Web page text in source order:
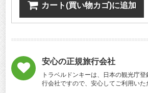
カート(買い物カゴ)に追加
安心の正規旅行会社
トラベルドンキーは、日本の観光庁
行会社ですので、安心してご利用いた